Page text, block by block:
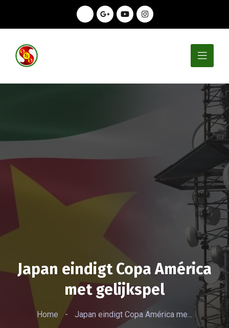
Japan eindigt Copa América
met gelijkspel
Home - Japan eindigt Copa América me...